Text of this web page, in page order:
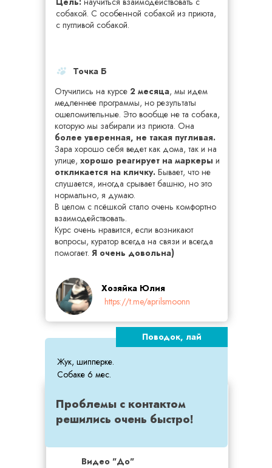
собакой. С особенной собакой из приюта,
с пугливой собакой.
Хозяйка Юлия
https://t.me/aprilsmoonn
Отучились на курсе 2 месяца, мы идем
медленнее программы, но результаты
ошеломительные. Это вообще не та собака,
которую мы забирали из приюта. Она
более уверенная, не такая пугливая.
Зара хорошо себя ведет как дома, так и на
улице, хорошо реагирует на маркеры и
откликается на кличку. Бывает, что не
слушается, иногда срывает башню, но это
нормально, я думаю.
В целом с псёшкой стало очень комфортно
взаимодействовать.
Курс очень нравится, если возникают
вопросы, куратор всегда на связи и всегда
помогает. Я очень довольна)
Точка Б
Проблемы с контактом
решились очень быстро!
Жук, шипперке.
Собаке 6 мес.
Видео "До"
Поводок, лай